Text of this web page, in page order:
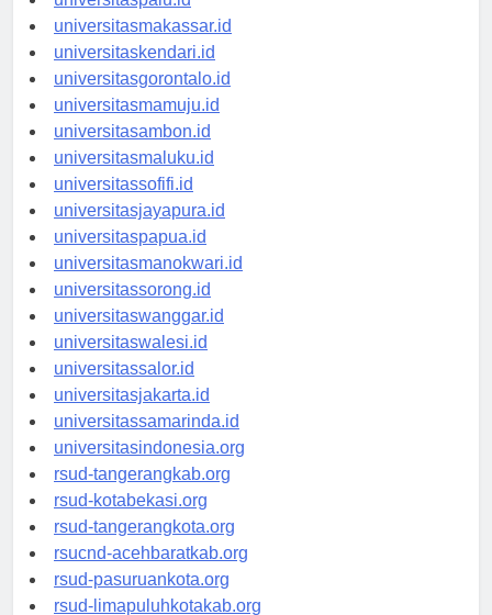
universitaspalu.id
universitasmakassar.id
universitaskendari.id
universitasgorontalo.id
universitasmamuju.id
universitasambon.id
universitasmaluku.id
universitassofifi.id
universitasjayapura.id
universitaspapua.id
universitasmanokwari.id
universitassorong.id
universitaswanggar.id
universitaswalesi.id
universitassalor.id
universitasjakarta.id
universitassamarinda.id
universitasindonesia.org
rsud-tangerangkab.org
rsud-kotabekasi.org
rsud-tangerangkota.org
rsucnd-acehbaratkab.org
rsud-pasuruankota.org